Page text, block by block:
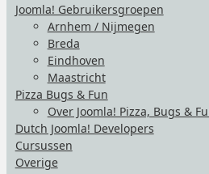
Joomla! Gebruikersgroepen
Arnhem / Nijmegen
Breda
Eindhoven
Maastricht
Pizza Bugs & Fun
Over Joomla! Pizza, Bugs &
Dutch Joomla! Developers
Cursussen
Overige